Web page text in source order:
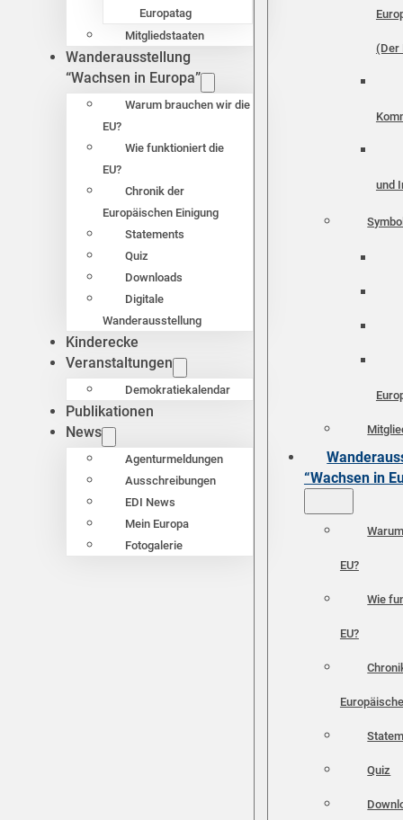
Europatag
Mitgliedstaaten
Wanderausstellung
“Wachsen in Europa”
Warum brauchen wir die
EU?
Wie funktioniert die
EU?
Chronik der
Europäischen Einigung
Statements
Quiz
Downloads
Digitale
Wanderausstellung
Kinderecke
Veranstaltungen
Demokratiekalendar
Publikationen
News
Agenturmeldungen
Ausschreibungen
EDI News
Mein Europa
Fotogalerie
(Der
und
“Wachsen in
EU?
Wie
EU?
Quiz